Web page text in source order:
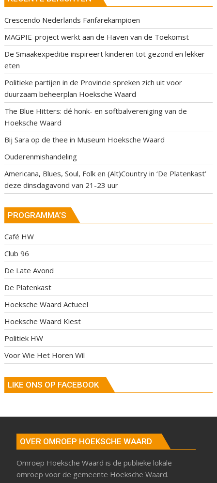
Crescendo Nederlands Fanfarekampioen
MAGPIE-project werkt aan de Haven van de Toekomst
De Smaakexpeditie inspireert kinderen tot gezond en lekker
eten
Politieke partijen in de Provincie spreken zich uit voor
duurzaam beheerplan Hoeksche Waard
The Blue Hitters: dé honk- en softbalvereniging van de
Hoeksche Waard
Bij Sara op de thee in Museum Hoeksche Waard
Ouderenmishandeling
Americana, Blues, Soul, Folk en (Alt)Country in ‘De Platenkast’
deze dinsdagavond van 21-23 uur
PROGRAMMA’S
Café HW
Club 96
De Late Avond
De Platenkast
Hoeksche Waard Actueel
Hoeksche Waard Kiest
Politiek HW
Voor Wie Het Horen Wil
LIKE ONS OP FACEBOOK
OVER OMROEP HOEKSCHE WAARD
Omroep Hoeksche Waard is de publieke lokale
omroep voor de gemeente Hoeksche Waard.